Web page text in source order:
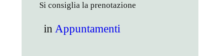
Si consiglia la prenotazione
in Appuntamenti